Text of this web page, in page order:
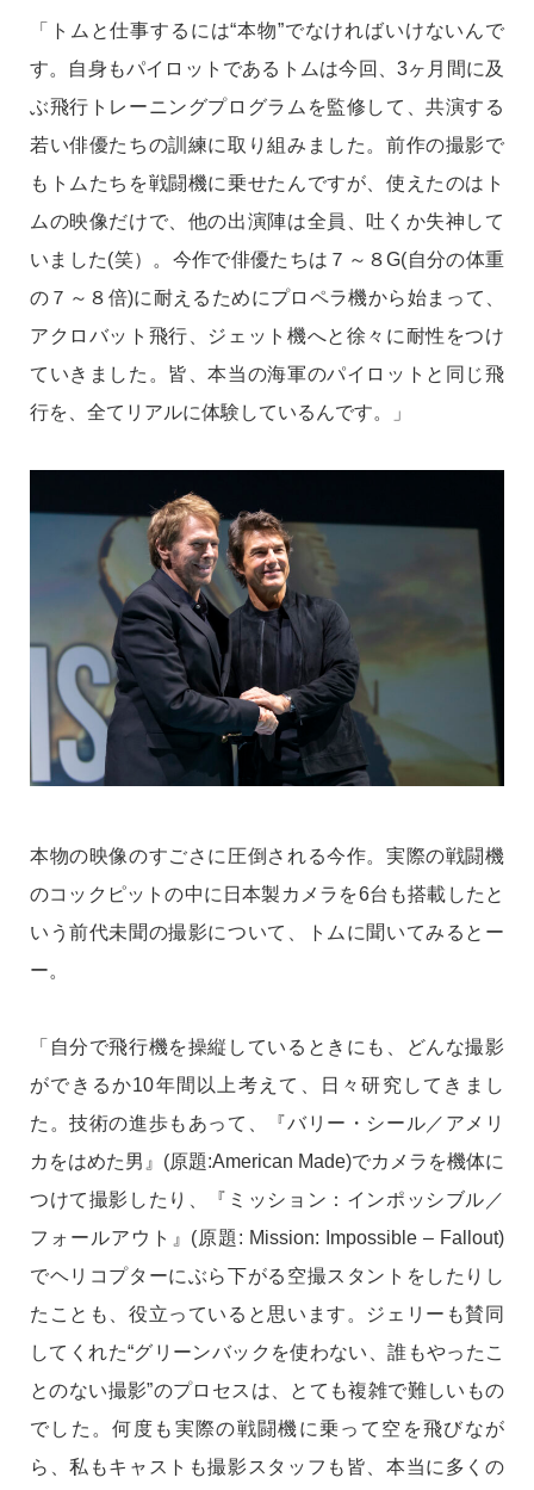
「トムと仕事するには“本物”でなければいけないんで
す。自身もパイロットであるトムは今回、3ヶ月間に及
ぶ飛行トレーニングプログラムを監修して、共演する
若い俳優たちの訓練に取り組みました。前作の撮影で
もトムたちを戦闘機に乗せたんですが、使えたのはト
ムの映像だけで、他の出演陣は全員、吐くか失神して
いました(笑）。今作で俳優たちは７～８G(自分の体重
の７～８倍)に耐えるためにプロペラ機から始まって、
アクロバット飛行、ジェット機へと徐々に耐性をつけ
ていきました。皆、本当の海軍のパイロットと同じ飛
行を、全てリアルに体験しているんです。」
本物の映像のすごさに圧倒される今作。実際の戦闘機
のコックピットの中に日本製カメラを6台も搭載したと
いう前代未聞の撮影について、トムに聞いてみるとー
ー。
「自分で飛行機を操縦しているときにも、どんな撮影
ができるか10年間以上考えて、日々研究してきまし
た。技術の進歩もあって、『バリー・シール／アメリ
カをはめた男』(原題:American Made)でカメラを機体に
つけて撮影したり、『ミッション：インポッシブル／
フォールアウト』(原題: Mission: Impossible – Fallout)
でヘリコプターにぶら下がる空撮スタントをしたりし
たことも、役立っていると思います。ジェリーも賛同
してくれた“グリーンバックを使わない、誰もやったこ
とのない撮影”のプロセスは、とても複雑で難しいもの
でした。何度も実際の戦闘機に乗って空を飛びなが
ら、私もキャストも撮影スタッフも皆、本当に多くの